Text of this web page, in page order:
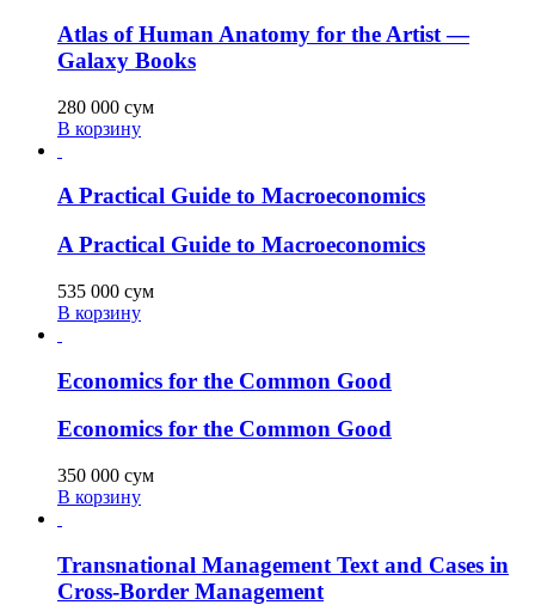
Atlas of Human Anatomy for the Artist —
Galaxy Books
280 000 сум
В корзину
A Practical Guide to Macroeconomics
A Practical Guide to Macroeconomics
535 000 сум
В корзину
Economics for the Common Good
Economics for the Common Good
350 000 сум
В корзину
Transnational Management Text and Cases in
Cross-Border Management